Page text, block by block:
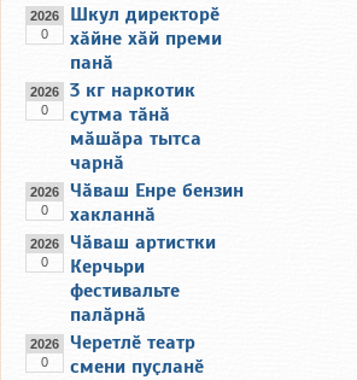
2026
0
Шкул директорӗ
хӑйне хӑй преми
панӑ
2026
0
3 кг наркотик
сутма тӑнӑ
мӑшӑра тытса
чарнӑ
2026
0
Чӑваш Енре бензин
хакланнӑ
2026
0
Чӑваш артистки
Керчьри
фестивальте
палӑрнӑ
2026
0
Черетлӗ театр
смени пуҫланӗ